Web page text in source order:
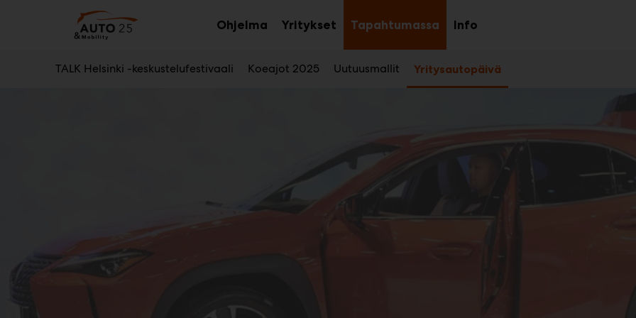
Main
Ohjelma YrityksetAvaa
alavalikko
TapahtumassaAvaa
alavalikko
TALK Helsinki -keskustelufestivaali Koeajot 2025 Uutuusmallit Yritysautopäivä
InfoAvaa